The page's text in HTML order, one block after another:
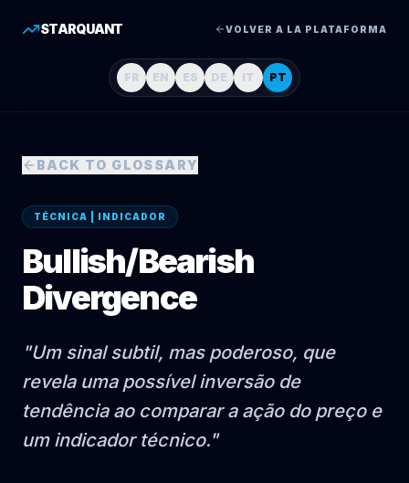
STARQUANT VOLVER A LA PLATAFORMA
FR EN ES DE IT PT
BACK TO GLOSSARY
TÉCNICA | INDICADOR
Bullish/Bearish
Divergence
"Um sinal subtil, mas poderoso, que
revela uma possível inversão de
tendência ao comparar a ação do preço e
um indicador técnico."